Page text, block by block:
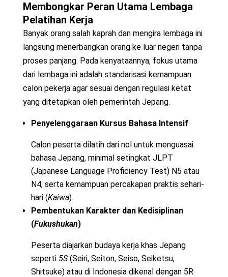
Membongkar Peran Utama Lembaga
Pelatihan Kerja
Banyak orang salah kaprah dan mengira lembaga ini
langsung menerbangkan orang ke luar negeri tanpa
proses panjang. Pada kenyataannya, fokus utama
dari lembaga ini adalah standarisasi kemampuan
calon pekerja agar sesuai dengan regulasi ketat
yang ditetapkan oleh pemerintah Jepang.
Penyelenggaraan Kursus Bahasa Intensif
Calon peserta dilatih dari nol untuk menguasai
bahasa Jepang, minimal setingkat JLPT
(Japanese Language Proficiency Test) N5 atau
N4, serta kemampuan percakapan praktis sehari-
hari (Kaiwa).
Pembentukan Karakter dan Kedisiplinan
(Fukushukan)
Peserta diajarkan budaya kerja khas Jepang
seperti 5S(Seiri, Seiton, Seiso, Seiketsu,
Shitsuke) atau di Indonesia dikenal dengan 5R